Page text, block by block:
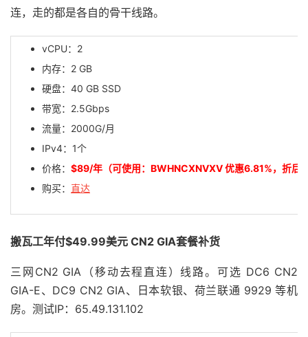
连，走的都是各自的骨干线路。
vCPU：2
内存：2 GB
硬盘：40 GB SSD
带宽：2.5Gbps
流量：2000G/月
IPv4：1个
价格： $89/年（可使用：BWHNCXNVXV 优惠6.81%，折后
购买： 直达
搬瓦工年付$49.99美元 CN2 GIA套餐补货
三网CN2 GIA（移动去程直连）线路。可选 DC6 CN2
GIA-E、DC9 CN2 GIA、日本软银、荷兰联通 9929 等机
房。测试IP：65.49.131.102